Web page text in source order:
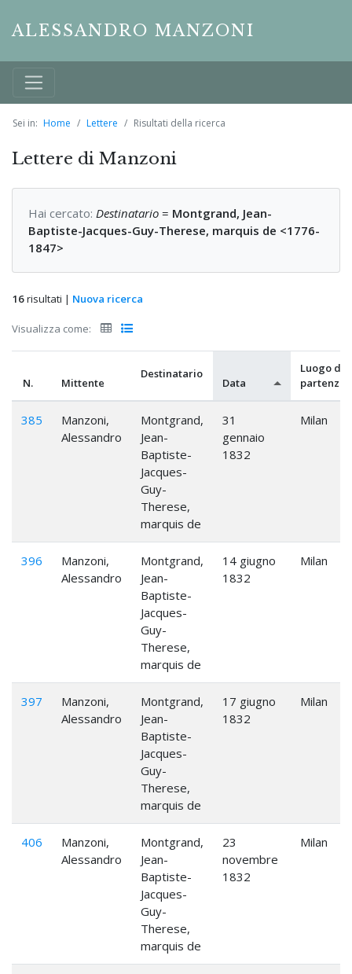
ALESSANDRO MANZONI
Sei in: Home Lettere Risultati della ricerca
Lettere di Manzoni
Hai cercato: Destinatario = Montgrand, Jean-
Baptiste-Jacques-Guy-Therese, marquis de <1776-
1847>
16risultati | Nuova ricerca
Visualizza come:
N. Mittente
Destinatario
Data
Luogo di
partenza
385
Manzoni,
Alessandro
Montgrand,
Jean-
Baptiste-
Jacques-
Guy-
Therese,
marquis de
31
gennaio
1832
Milan
396
Manzoni,
Alessandro
Montgrand,
Jean-
Baptiste-
Jacques-
Guy-
Therese,
marquis de
14 giugno
1832
Milan
397
Manzoni,
Alessandro
Montgrand,
Jean-
Baptiste-
Jacques-
Guy-
Therese,
marquis de
17 giugno
1832
Milan
406
Manzoni,
Alessandro
Montgrand,
Jean-
Baptiste-
Jacques-
Guy-
Therese,
marquis de
23
novembre
1832
Milan